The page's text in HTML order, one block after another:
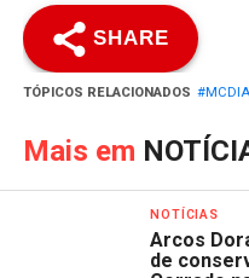
SHARE
TÓPICOS RELACIONADOS
Mais em
NOTÍCIAS
Arcos
de